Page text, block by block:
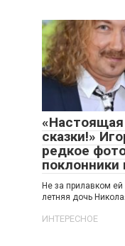
«Настоящая
сказки!»
редкое
поклонники
Не за прилавком ей
летняя дочь
ИНТЕРЕСНОЕ